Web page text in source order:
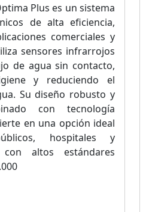
Plus es un sistema
de alta eficiencia,
comerciales y
sensores infrarrojos
de agua sin contacto,
y reduciendo el
Su diseño robusto y
con tecnología
en una opción ideal
hospitales y
con altos estándares